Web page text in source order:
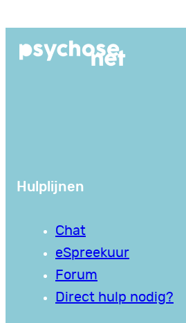
de
Hulplijnen
Chat
eSpreekuur
Forum
Direct hulp nodig?